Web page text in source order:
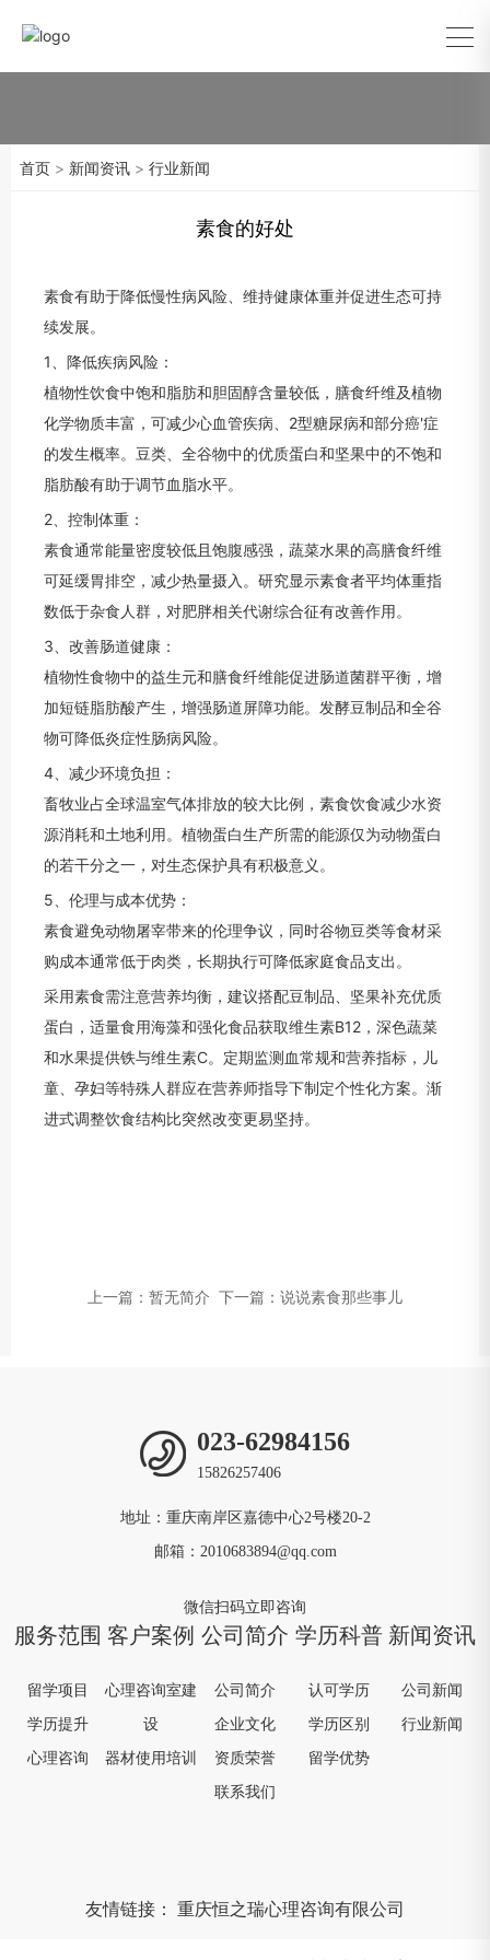
首页 > 新闻资讯 > 行业新闻
素食的好处
素食有助于降低慢性病风险、维持健康体重并促进生态可持
续发展。
1、降低疾病风险：
植物性饮食中饱和脂肪和胆固醇含量较低，膳食纤维及植物
化学物质丰富，可减少心血管疾病、2型糖尿病和部分癌'症
的发生概率。豆类、全谷物中的优质蛋白和坚果中的不饱和
脂肪酸有助于调节血脂水平。
2、控制体重：
素食通常能量密度较低且饱腹感强，蔬菜水果的高膳食纤维
可延缓胃排空，减少热量摄入。研究显示素食者平均体重指
数低于杂食人群，对肥胖相关代谢综合征有改善作用。
3、改善肠道健康：
植物性食物中的益生元和膳食纤维能促进肠道菌群平衡，增
加短链脂肪酸产生，增强肠道屏障功能。发酵豆制品和全谷
物可降低炎症性肠病风险。
4、减少环境负担：
畜牧业占全球温室气体排放的较大比例，素食饮食减少水资
源消耗和土地利用。植物蛋白生产所需的能源仅为动物蛋白
的若干分之一，对生态保护具有积极意义。
5、伦理与成本优势：
素食避免动物屠宰带来的伦理争议，同时谷物豆类等食材采
购成本通常低于肉类，长期执行可降低家庭食品支出。
采用素食需注意营养均衡，建议搭配豆制品、坚果补充优质
蛋白，适量食用海藻和强化食品获取维生素B12，深色蔬菜
和水果提供铁与维生素C。定期监测血常规和营养指标，儿
童、孕妇等特殊人群应在营养师指导下制定个性化方案。渐
进式调整饮食结构比突然改变更易坚持。
上一篇：暂无简介 下一篇：说说素食那些事儿
023-62984156
15826257406
地址：重庆南岸区嘉德中心2号楼20-2
邮箱：2010683894@qq.com
微信扫码立即咨询
服务范围
留学项目
学历提升
心理咨询
客户案例
心理咨询室建
设
器材使用培训
公司简介
公司简介
企业文化
资质荣誉
联系我们
学历科普
认可学历
学历区别
留学优势
新闻资讯
公司新闻
行业新闻
友情链接： 重庆恒之瑞心理咨询有限公司